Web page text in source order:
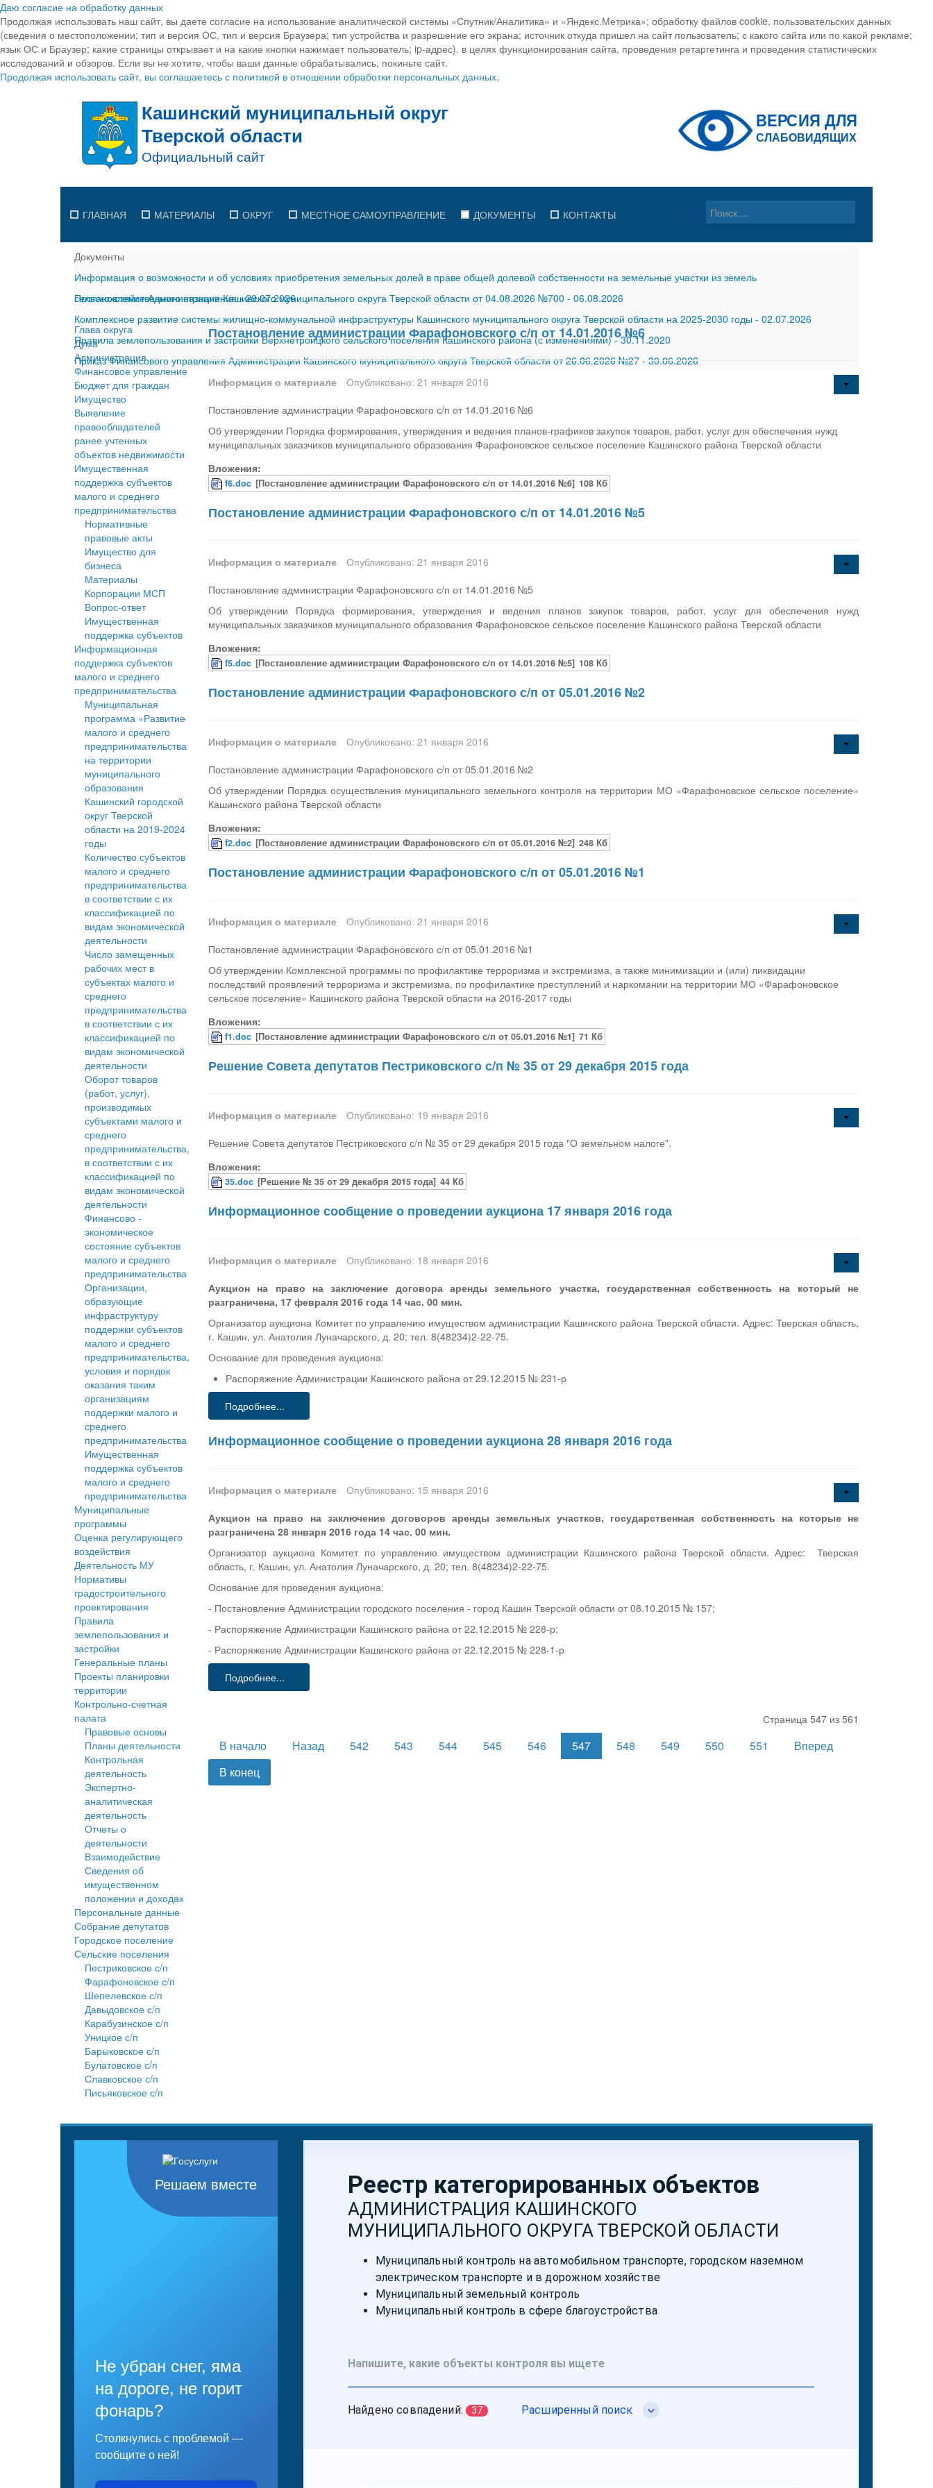
Даю согласие на обработку данных
Продолжая использовать наш сайт, вы даете согласие на использование аналитической системы «Спутник/Аналитика» и «Яндекс.Метрика»; обработку файлов cookie, пользовательских данных
(сведения о местоположении; тип и версия ОС, тип и версия Браузера; тип устройства и разрешение его экрана; источник откуда пришел на сайт пользователь; с какого сайта или по какой рекламе;
язык ОС и Браузер; какие страницы открывает и на какие кнопки нажимает пользователь; ip-адрес). в целях функционирования сайта, проведения ретаргетинга и проведения статистических
исследований и обзоров. Если вы не хотите, чтобы ваши данные обрабатывались, покиньте сайт.
Продолжая использовать сайт, вы соглашаетесь с политикой в отношении обработки персональных данных.
ГЛАВНАЯ МАТЕРИАЛЫ ОКРУГ МЕСТНОЕ САМОУПРАВЛЕНИЕ ДОКУМЕНТЫ КОНТАКТЫ
Документы
Информация о возможности и об условиях приобретения земельных долей в праве общей долевой собственности на земельные участки из земель
сельскохозяйственного назначения-29.07.2026
Постановление Администрации Кашинского муниципального округа Тверской области от 04.08.2026 №700 - 06.08.2026
Комплексное развитие системы жилищно-коммунальной инфраструктуры Кашинского муниципального округа Тверской области на 2025-2030 годы - 02.07.2026
Правила землепользования и застройки Верхнетроицкого сельского поселения Кашинского района (с изменениями)-30.11.2020
Приказ Финансового управления Администрации Кашинского муниципального округа Тверской области от 26.06.2026 №27 - 30.06.2026
Глава округа
Дума
Администрация
Финансовое управление
Бюджет для граждан
Имущество
Выявление
правообладателей
ранее учтенных
объектов недвижимости
Имущественная
поддержка субъектов
малого и среднего
предпринимательства
Нормативные
правовые акты
Имущество для
бизнеса
Материалы
Корпорации МСП
Вопрос-ответ
Имущественная
поддержка субъектов
Информационная
поддержка субъектов
малого и среднего
предпринимательства
Муниципальная
программа «Развитие
малого и среднего
предпринимательства
на территории
муниципального
образования
Кашинский городской
округ Тверской
области на 2019-2024
годы
Количество субъектов
малого и среднего
предпринимательства
в соответствии с их
классификацией по
видам экономической
деятельности
Число замещенных
рабочих мест в
субъектах малого и
среднего
предпринимательства
в соответствии с их
классификацией по
видам экономической
деятельности
Оборот товаров
(работ, услуг),
производимых
субъектами малого и
среднего
предпринимательства,
в соответствии с их
классификацией по
видам экономической
деятельности
Финансово -
экономическое
состояние субъектов
малого и среднего
предпринимательства
Организации,
образующие
инфраструктуру
поддержки субъектов
малого и среднего
предпринимательства,
условия и порядок
оказания таким
организациям
поддержки малого и
среднего
предпринимательства
Имущественная
поддержка субъектов
малого и среднего
предпринимательства
Муниципальные
программы
Оценка регулирующего
воздействия
Деятельность МУ
Нормативы
градостроительного
проектирования
Правила
землепользования и
застройки
Генеральные планы
Проекты планировки
территории
Контрольно-счетная
палата
Правовые основы
Планы деятельности
Контрольная
деятельность
Экспертно-
аналитическая
деятельность
Отчеты о
деятельности
Взаимодействие
Сведения об
имущественном
положении и доходах
Персональные данные
Собрание депутатов
Городское поселение
Сельские поселения
Пестриковское с/п
Фарафоновское с/п
Шепелевское с/п
Давыдовское с/п
Карабузинское с/п
Уницкое с/п
Барыковское с/п
Булатовское с/п
Славковское с/п
Письяковское с/п
Постановление администрации Фарафоновского с/п от 14.01.2016 №6
Информация о материале
Опубликовано: 21 января 2016
Постановление администрации Фарафоновского с/п от 14.01.2016 №6
Об утверждении Порядка формирования, утверждения и ведения планов-графиков закупок товаров, работ, услуг для обеспечения нужд
муниципальных заказчиков муниципального образования Фарафоновское сельское поселение Кашинского района Тверской области
Вложения:
f6.doc [Постановление администрации Фарафоновского с/п от 14.01.2016 №6] 108 Кб
Постановление администрации Фарафоновского с/п от 14.01.2016 №5
Информация о материале
Опубликовано: 21 января 2016
Постановление администрации Фарафоновского с/п от 14.01.2016 №5
Об утверждении Порядка формирования, утверждения и ведения планов закупок товаров, работ, услуг для обеспечения нужд
муниципальных заказчиков муниципального образования Фарафоновское сельское поселение Кашинского района Тверской области
Вложения:
f5.doc [Постановление администрации Фарафоновского с/п от 14.01.2016 №5] 108 Кб
Постановление администрации Фарафоновского с/п от 05.01.2016 №2
Информация о материале
Опубликовано: 21 января 2016
Постановление администрации Фарафоновского с/п от 05.01.2016 №2
Об утверждении Порядка осуществления муниципального земельного контроля на территории МО «Фарафоновское сельское поселение»
Кашинского района Тверской области
Вложения:
f2.doc [Постановление администрации Фарафоновского с/п от 05.01.2016 №2] 248 Кб
Постановление администрации Фарафоновского с/п от 05.01.2016 №1
Информация о материале
Опубликовано: 21 января 2016
Постановление администрации Фарафоновского с/п от 05.01.2016 №1
Об утверждении Комплексной программы по профилактике терроризма и экстремизма, а также минимизации и (или) ликвидации
последствий проявлений терроризма и экстремизма, по профилактике преступлений и наркомании на территории МО «Фарафоновское
сельское поселение» Кашинского района Тверской области на 2016-2017 годы
Вложения:
f1.doc [Постановление администрации Фарафоновского с/п от 05.01.2016 №1] 71 Кб
Решение Совета депутатов Пестриковского с/п № 35 от 29 декабря 2015 года
Информация о материале
Опубликовано: 19 января 2016
Решение Совета депутатов Пестриковского с/п № 35 от 29 декабря 2015 года "О земельном налоге".
Вложения:
35.doc [Решение № 35 от 29 декабря 2015 года] 44 Кб
Информационное сообщение о проведении аукциона 17 января 2016 года
Информация о материале
Опубликовано: 18 января 2016
Аукцион на право на заключение договора аренды земельного участка, государственная собственность на который не
разграничена, 17 февраля 2016 года 14 час. 00 мин.
Организатор аукциона Комитет по управлению имуществом администрации Кашинского района Тверской области. Адрес: Тверская область,
г. Кашин, ул. Анатолия Луначарского, д. 20; тел. 8(48234)2-22-75.
Основание для проведения аукциона:
Распоряжение Администрации Кашинского района от 29.12.2015 № 231-р
Подробнее...
Информационное сообщение о проведении аукциона 28 января 2016 года
Информация о материале
Опубликовано: 15 января 2016
Аукцион на право на заключение договоров аренды земельных участков, государственная собственность на которые не
разграничена 28 января 2016 года 14 час. 00 мин.
Организатор аукциона Комитет по управлению имуществом администрации Кашинского района Тверской области. Адрес: Тверская
область, г. Кашин, ул. Анатолия Луначарского, д. 20; тел. 8(48234)2-22-75.
Основание для проведения аукциона:
- Постановление Администрации городского поселения - город Кашин Тверской области от 08.10.2015 № 157;
- Распоряжение Администрации Кашинского района от 22.12.2015 № 228-р;
- Распоряжение Администрации Кашинского района от 22.12.2015 № 228-1-р
Подробнее...
Страница 547 из 561
В начало Назад 542 543 544 545 546 547 548 549 550 551
Вперед
В конец
Решаем вместе
Не убран снег, яма
на дороге, не горит
фонарь?
Столкнулись с проблемой —
сообщите о ней!